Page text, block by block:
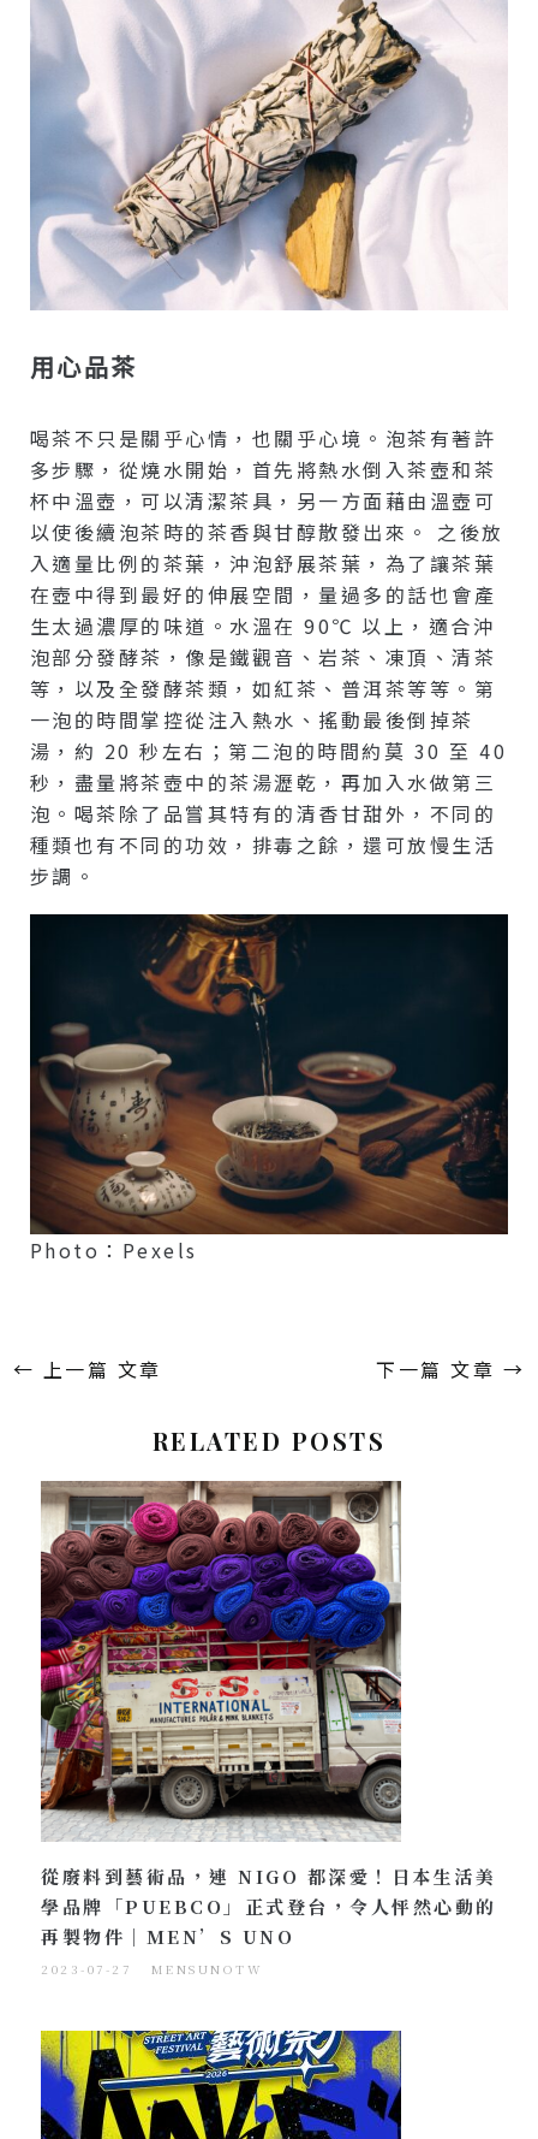
用心品茶
喝茶不只是關乎心情，也關乎心境。泡茶有著許
多步驟，從燒水開始，首先將熱水倒入茶壺和茶
杯中溫壺，可以清潔茶具，另一方面藉由溫壺可
以使後續泡茶時的茶香與甘醇散發出來。 之後放
入適量比例的茶葉，沖泡舒展茶葉，為了讓茶葉
在壺中得到最好的伸展空間，量過多的話也會產
生太過濃厚的味道。水溫在 90℃ 以上，適合沖
泡部分發酵茶，像是鐵觀音、岩茶、凍頂、清茶
等，以及全發酵茶類，如紅茶、普洱茶等等。第
一泡的時間掌控從注入熱水、搖動最後倒掉茶
湯，約 20 秒左右；第二泡的時間約莫 30 至 40
秒，盡量將茶壺中的茶湯瀝乾，再加入水做第三
泡。喝茶除了品嘗其特有的清香甘甜外，不同的
種類也有不同的功效，排毒之餘，還可放慢生活
步調。
Photo：Pexels
← 上一篇 文章 下一篇 文章 →
RELATED POSTS
從廢料到藝術品，連 NIGO 都深愛！日本生活美
學品牌「PUEBCO」正式登台，令人怦然心動的
再製物件｜MEN’S UNO
2023-07-27 MENSUNOTW